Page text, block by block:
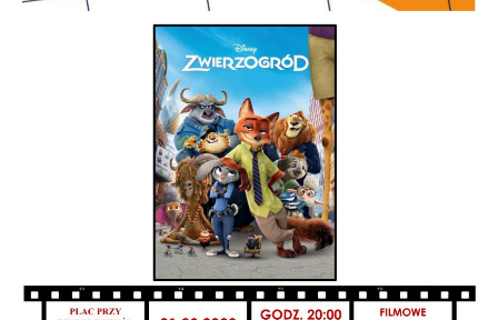
internetowej. Treści promocyjne mogą pojawić się na stronach
podmiotów trzecich lub firm będących naszymi partnerami oraz
innych dostawców usług. Firmy te działają w charakterze
pośredników prezentujących nasze treści w postaci wiadomości,
ofert, komunikatów mediów społecznościowych.